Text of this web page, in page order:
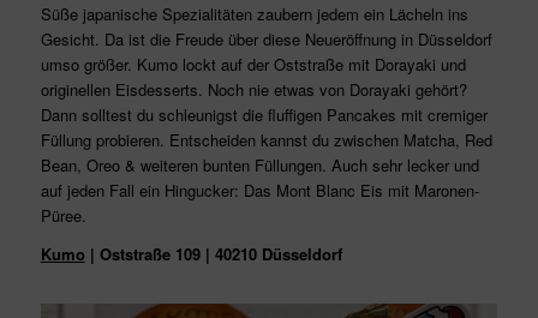
Süße japanische Spezialitäten zaubern jedem ein Lächeln ins
Gesicht. Da ist die Freude über diese Neueröffnung in Düsseldorf
umso größer. Kumo lockt auf der Oststraße mit Dorayaki und
originellen Eisdesserts. Noch nie etwas von Dorayaki gehört?
Dann solltest du schleunigst die fluffigen Pancakes mit cremiger
Füllung probieren. Entscheiden kannst du zwischen Matcha, Red
Bean, Oreo & weiteren bunten Füllungen. Auch sehr lecker und
auf jeden Fall ein Hingucker: Das Mont Blanc Eis mit Maronen-
Püree.
Kumo| Oststraße 109 | 40210 Düsseldorf